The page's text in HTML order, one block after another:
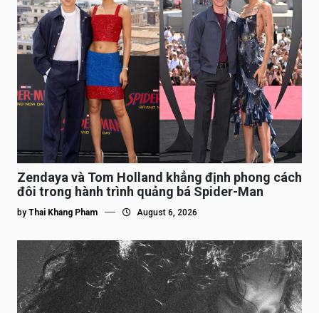
Zendaya và Tom Holland khẳng định phong cách
đôi trong hành trình quảng bá Spider-Man
by Thai Khang Pham August 6, 2026